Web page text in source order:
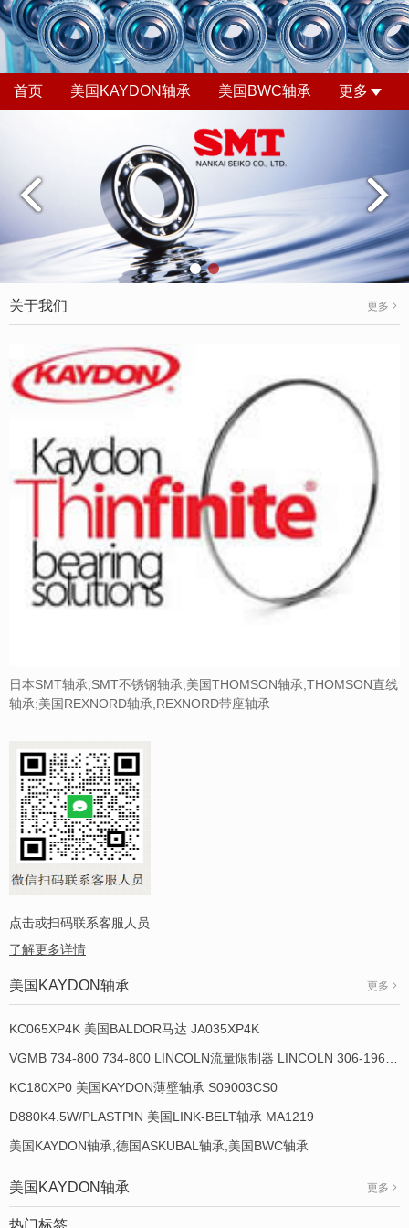
首页 美国KAYDON轴承 美国BWC轴承 更多
关于我们 更多
日本SMT轴承,SMT不锈钢轴承;美国THOMSON轴承,THOMSON直线
轴承;美国REXNORD轴承,REXNORD带座轴承
点击或扫码联系客服人员
了解更多详情
美国KAYDON轴承 更多
KC065XP4K 美国BALDOR马达 JA035XP4K
KC180XP0 美国KAYDON薄壁轴承 S09003CS0
D880K4.5W/PLASTPIN 美国LINK-BELT轴承 MA1219
美国KAYDON轴承,德国ASKUBAL轴承,美国BWC轴承
美国KAYDON轴承 更多
热门标签